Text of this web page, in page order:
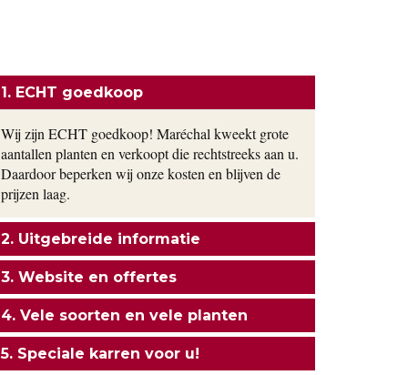
1. ECHT goedkoop
Wij zijn ECHT goedkoop! Maréchal kweekt grote
aantallen planten en verkoopt die rechtstreeks aan u.
Daardoor beperken wij onze kosten en blijven de
prijzen laag.
2. Uitgebreide informatie
3. Website en offertes
4. Vele soorten en vele planten
5. Speciale karren voor u!